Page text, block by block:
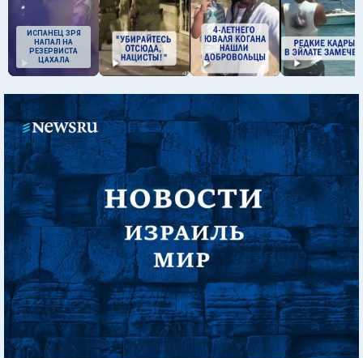
ИСПАНЕЦ ЗРЯ
НАПАЛ НА
РЕЗЕРВИСТА
ЦАХАЛА